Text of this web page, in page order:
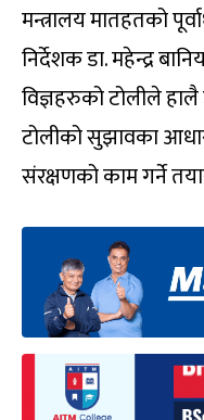
मन्त्रालय मातहतको
निर्देशक डा. महेन्द्र
विज्ञहरुको टोलीले
टोलीको सुझावका
संरक्षणको काम गर्ने